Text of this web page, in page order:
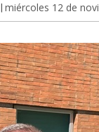
miércoles 12 de